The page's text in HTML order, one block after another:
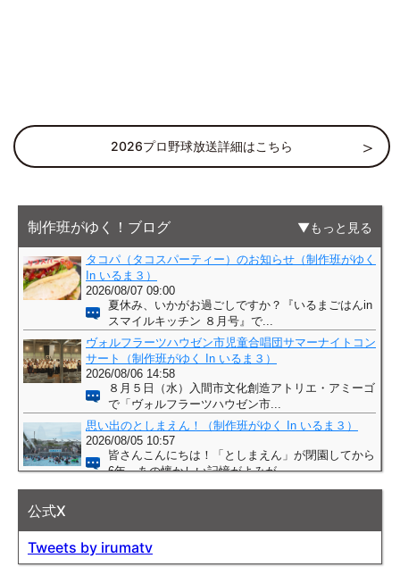
2026プロ野球放送詳細はこちら
制作班がゆく！ブログ もっと見る
公式X
Tweets by irumatv